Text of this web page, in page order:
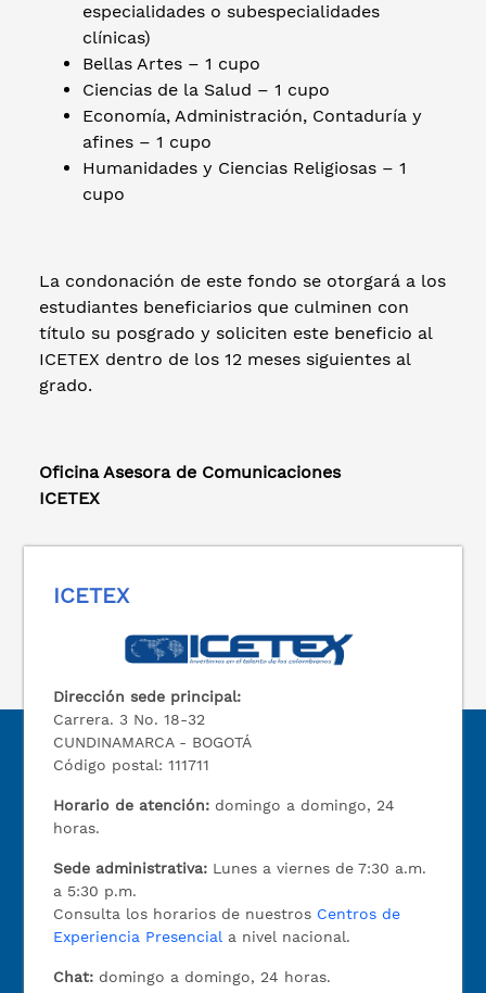
especialidades o subespecialidades
clínicas)
Bellas Artes – 1 cupo
Ciencias de la Salud – 1 cupo
Economía, Administración, Contaduría y
afines – 1 cupo
Humanidades y Ciencias Religiosas – 1
cupo
La condonación de este fondo se otorgará a los
estudiantes beneficiarios que culminen con
título su posgrado y soliciten este beneficio al
ICETEX dentro de los 12 meses siguientes al
grado.
Oficina Asesora de Comunicaciones
ICETEX
ICETEX
Dirección sede principal:
Carrera. 3 No. 18-32
CUNDINAMARCA - BOGOTÁ
Código postal: 111711
Horario de atención: domingo a domingo, 24
horas.
Sede administrativa: Lunes a viernes de 7:30 a.m.
a 5:30 p.m.
Consulta los horarios de nuestros Centros de
Experiencia Presencial a nivel nacional.
Chat: domingo a domingo, 24 horas.